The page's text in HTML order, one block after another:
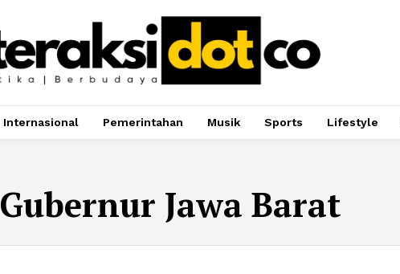
Internasional Pemerintahan Musik Sports Lifestyle
Gubernur Jawa Barat